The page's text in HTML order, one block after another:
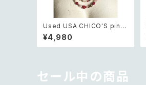
Used USA CHICO'S pink
×white beads necklace
レトロ アメリカ ユーズド アク
セサリー チコス ピンク×ホワ
¥4,980
セール中の商品